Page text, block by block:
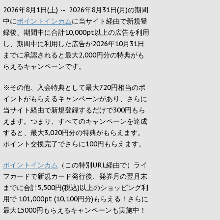
2026年8月1日(土) ～ 2026年8月31日(月)の期間
中にポイントインカムに当サイト経由で新規登
録後、期間中に合計10,000pt以上の広告を利用
し、期間中に利用した広告が2026年10月31日
までに承認されると最大2,000円分の特典がも
らえるキャンペーンです。
※その他、入会特典として最大720円相当のポ
イントがもらえるキャンペーンがあり、さらに
当サイト経由で新規登録するだけで300円もら
えます。つまり、すべてのキャンペーンを達成
すると、最大3,020円分の特典がもらえます。
ポイント交換完了でさらに100円もらえます。
ポイントインカム （この特別URL経由で）ライ
フカードで新規カード発行後、発券月の翌月末
までに合計5,500円(税込)以上のショッピング利
用で 101,000pt (10,100円分)もらえる！さらに
最大15000円もらえるキャンペーンも実施中！